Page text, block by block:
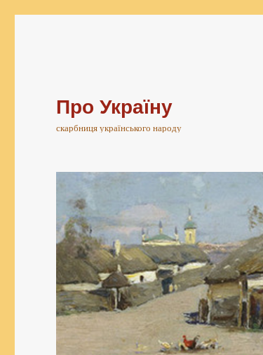
Про Україну
скарбниця українського народу